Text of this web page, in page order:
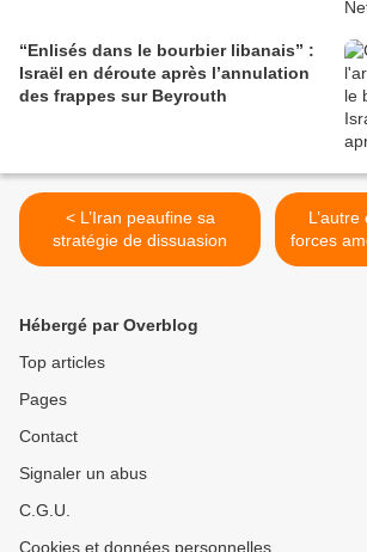
“Enlisés dans le bourbier libanais” :
Israël en déroute après l’annulation
des frappes sur Beyrouth
< L’Iran peaufine sa
stratégie de dissuasion
forces
Hébergé par Overblog
Top articles
Pages
Contact
Signaler un abus
C.G.U.
Cookies et données personnelles